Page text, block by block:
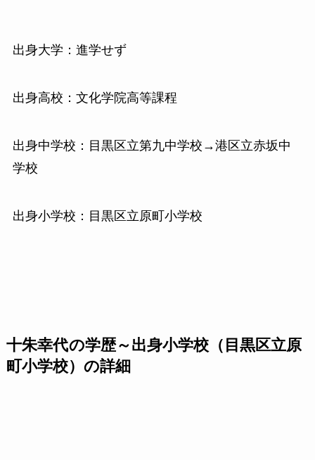
出身大学：進学せず
出身高校：文化学院高等課程
出身中学校：目黒区立第九中学校→港区立赤坂中
学校
出身小学校：目黒区立原町小学校
十朱幸代の学歴～出身小学校（目黒区立原
町小学校）の詳細